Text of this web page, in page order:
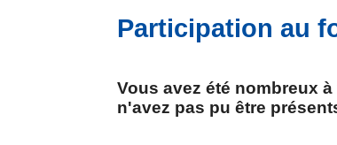
Participation au
Vous avez été nombreux
n'avez pas pu être